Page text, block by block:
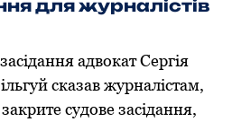
для журналістів
адвокат Сергія
сказав журналістам,
судове засідання,